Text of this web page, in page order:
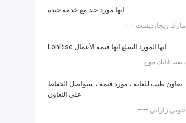
انها مورد جيد مع خدمة جيدة.
—— مارك ريجارديست
LonRise انها المورد السلع انها قيمة الأعمال.
—— ديفيد فايك موج
تعاون طيب للغاية ، مورد قيمة ، ستواصل الحفاظ
على التعاون
—— جوني زاراتي